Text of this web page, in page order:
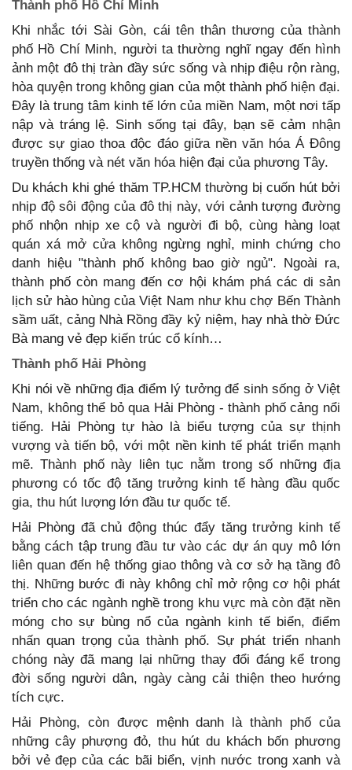
Thành phố Hồ Chí Minh
Khi nhắc tới Sài Gòn, cái tên thân thương của thành
phố Hồ Chí Minh, người ta thường nghĩ ngay đến hình
ảnh một đô thị tràn đầy sức sống và nhịp điệu rộn ràng,
hòa quyện trong không gian của một thành phố hiện đại.
Đây là trung tâm kinh tế lớn của miền Nam, một nơi tấp
nập và tráng lệ. Sinh sống tại đây, bạn sẽ cảm nhận
được sự giao thoa độc đáo giữa nền văn hóa Á Đông
truyền thống và nét văn hóa hiện đại của phương Tây.
Du khách khi ghé thăm TP.HCM thường bị cuốn hút bởi
nhịp độ sôi động của đô thị này, với cảnh tượng đường
phố nhộn nhịp xe cộ và người đi bộ, cùng hàng loạt
quán xá mở cửa không ngừng nghỉ, minh chứng cho
danh hiệu "thành phố không bao giờ ngủ". Ngoài ra,
thành phố còn mang đến cơ hội khám phá các di sản
lịch sử hào hùng của Việt Nam như khu chợ Bến Thành
sầm uất, cảng Nhà Rồng đầy kỷ niệm, hay nhà thờ Đức
Bà mang vẻ đẹp kiến trúc cổ kính…
Thành phố Hải Phòng
Khi nói về những địa điểm lý tưởng để sinh sống ở Việt
Nam, không thể bỏ qua Hải Phòng - thành phố cảng nổi
tiếng. Hải Phòng tự hào là biểu tượng của sự thịnh
vượng và tiến bộ, với một nền kinh tế phát triển mạnh
mẽ. Thành phố này liên tục nằm trong số những địa
phương có tốc độ tăng trưởng kinh tế hàng đầu quốc
gia, thu hút lượng lớn đầu tư quốc tế.
Hải Phòng đã chủ động thúc đẩy tăng trưởng kinh tế
bằng cách tập trung đầu tư vào các dự án quy mô lớn
liên quan đến hệ thống giao thông và cơ sở hạ tầng đô
thị. Những bước đi này không chỉ mở rộng cơ hội phát
triển cho các ngành nghề trong khu vực mà còn đặt nền
móng cho sự bùng nổ của ngành kinh tế biển, điểm
nhấn quan trọng của thành phố. Sự phát triển nhanh
chóng này đã mang lại những thay đổi đáng kể trong
đời sống người dân, ngày càng cải thiện theo hướng
tích cực.
Hải Phòng, còn được mệnh danh là thành phố của
những cây phượng đỏ, thu hút du khách bốn phương
bởi vẻ đẹp của các bãi biển, vịnh nước trong xanh và